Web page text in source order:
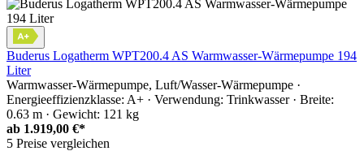
Buderus Logatherm WPT200.4 AS Warmwasser-Wärmepumpe 194
Liter
Warmwasser-Wärmepumpe, Luft/Wasser-Wärmepumpe ·
Energieeffizienzklasse: A+ · Verwendung: Trinkwasser · Breite:
0.63 m · Gewicht: 121 kg
ab 1.919,00 €*
5 Preise vergleichen